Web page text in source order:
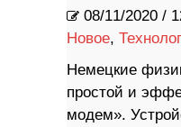
08/11/2020 /
Новое,
Немецкие
простой и
модем».